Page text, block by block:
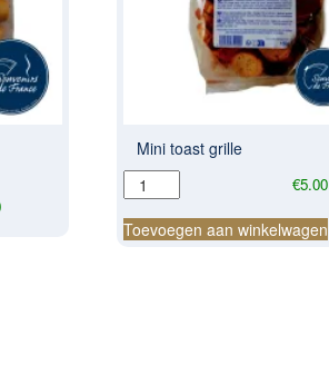
Mini toast grille
€5.00
Mini
toast
grille
aantal
Toevoegen aan winkelwagen